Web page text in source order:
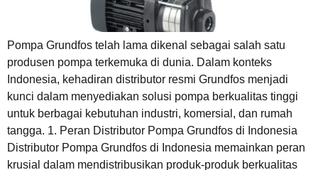
Pompa Grundfos telah lama dikenal sebagai salah satu
produsen pompa terkemuka di dunia. Dalam konteks
Indonesia, kehadiran distributor resmi Grundfos menjadi
kunci dalam menyediakan solusi pompa berkualitas tinggi
untuk berbagai kebutuhan industri, komersial, dan rumah
tangga. 1. Peran Distributor Pompa Grundfos di Indonesia
Distributor Pompa Grundfos di Indonesia memainkan peran
krusial dalam mendistribusikan produk-produk berkualitas